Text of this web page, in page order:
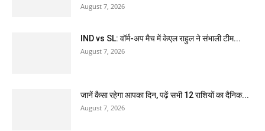
August 7, 2026
IND vs SL: वॉर्म-अप मैच में केएल राहुल ने संभाली टीम...
August 7, 2026
जानें कैसा रहेगा आपका दिन, पढ़ें सभी 12 राशियों का दैनिक...
August 7, 2026